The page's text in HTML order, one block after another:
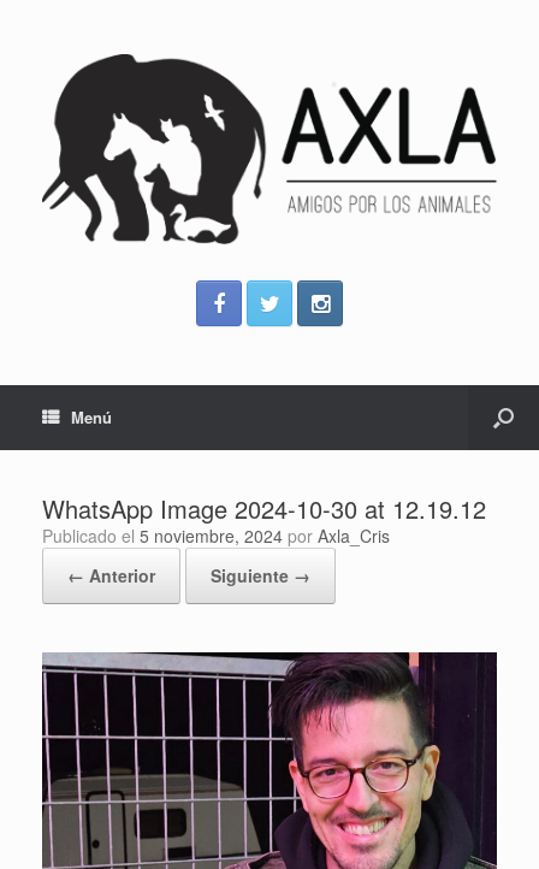
Menú
WhatsApp Image 2024-10-30 at 12.19.12
Publicado el 5 noviembre, 2024 por Axla_Cris
← Anterior
Siguiente →